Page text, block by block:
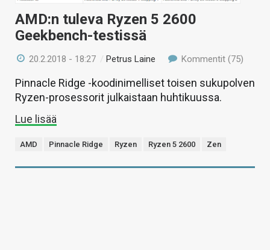
AMD:n tuleva Ryzen 5 2600
Geekbench-testissä
20.2.2018 - 18:27 / Petrus Laine Kommentit (75)
Pinnacle Ridge -koodinimelliset toisen sukupolven
Ryzen-prosessorit julkaistaan huhtikuussa.
Lue lisää
AMD Pinnacle Ridge Ryzen Ryzen 5 2600 Zen